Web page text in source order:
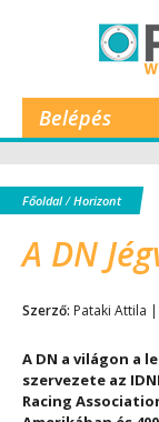
Belépés
Főoldal/Horizont
A DN
Szerző: Pataki Attila
A DN a világon a
szervezete az
Racing